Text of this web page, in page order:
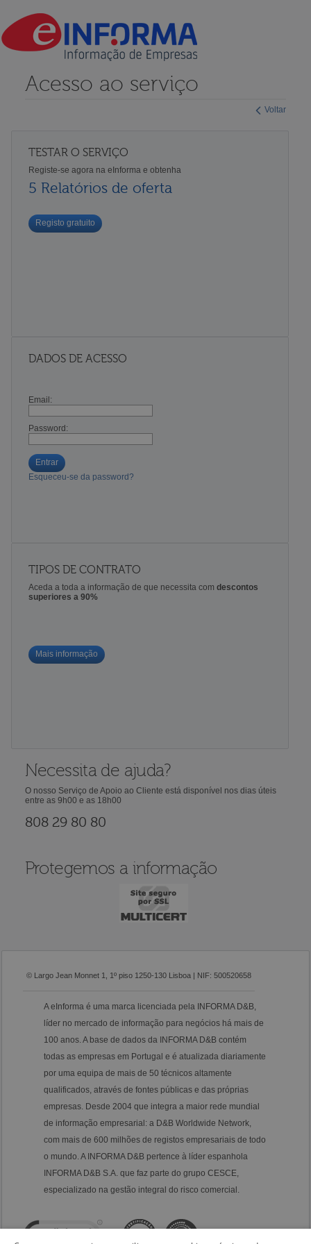
Voltar
Acesso ao serviço
TESTAR O SERVIÇO
Registe-se agora na eInforma e obtenha
5 Relatórios de oferta
Registo gratuito
DADOS DE ACESSO
Email:
Password:
Entrar
Esqueceu-se da password?
TIPOS DE CONTRATO
Aceda a toda a informação de que necessita com descontos
superiores a 90%
Mais informação
Necessita de ajuda?
O nosso Serviço de Apoio ao Cliente está disponível nos dias úteis
entre as 9h00 e as 18h00
808 29 80 80
Protegemos a informação
© Largo Jean Monnet 1, 1º piso 1250-130 Lisboa | NIF: 500520658
A eInforma é uma marca licenciada pela INFORMA D&B,
líder no mercado de informação para negócios há mais de
100 anos. A base de dados da INFORMA D&B contém
todas as empresas em Portugal e é atualizada diariamente
por uma equipa de mais de 50 técnicos altamente
qualificados, através de fontes públicas e das próprias
empresas. Desde 2004 que integra a maior rede mundial
de informação empresarial: a D&B Worldwide Network,
com mais de 600 milhões de registos empresariais de todo
o mundo. A INFORMA D&B pertence à líder espanhola
INFORMA D&B S.A. que faz parte do grupo CESCE,
especializado na gestão integral do risco comercial.